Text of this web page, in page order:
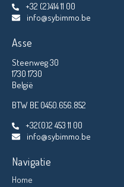
+32 (2)414 11 00
info@sybimmo.be
Asse
Steenweg 30
1730 1730
België
BTW BE 0450.656.852
+32(0)2 453 11 00
info@sybimmo.be
Navigatie
Home